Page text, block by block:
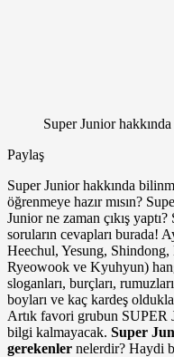
Super Junior
Paylaş
ile
gönder
Super Junior hakkında
öğrenmeye hazır mısın?
Junior ne zaman çıkış
soruların cevapları burada!
Heechul, Yesung,
Ryeowook ve Kyuhyun)
sloganları, burçları,
boyları ve kaç kardeş
Artık favori grubun
bilgi kalmayacak. Super
gerekenler nelerdir? Haydi